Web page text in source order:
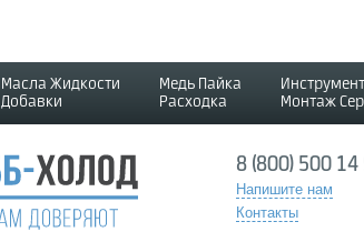
Масла Жидкости
Добавки
Медь Пайка
Расходка
Инструмент
Монтаж
8 (800) 500 14
Напишите нам
Контакты